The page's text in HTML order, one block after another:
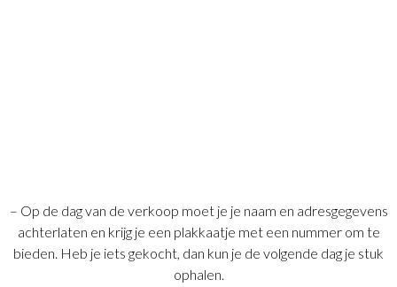
– Op de dag van de verkoop moet je je naam en adresgegevens
achterlaten en krijg je een plakkaatje met een nummer om te
bieden. Heb je iets gekocht, dan kun je de volgende dag je stuk
ophalen.